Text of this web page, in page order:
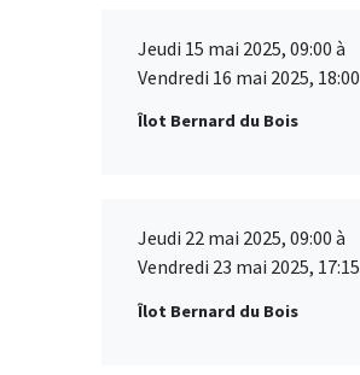
Jeudi 15 mai 2025, 09:00 à
Vendredi 16 mai 2025, 18:00
Îlot Bernard du Bois
Jeudi 22 mai 2025, 09:00 à
Vendredi 23 mai 2025, 17:15
Îlot Bernard du Bois